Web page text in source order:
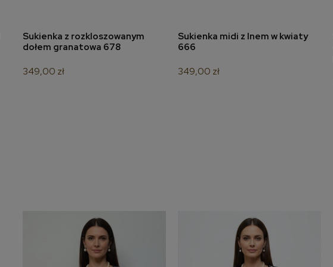
dodaj do koszyka
Sukienka z rozkloszowanym
dołem granatowa 678
349,00 zł
dodaj do koszyka
Sukienka midi z lnem w kwiaty
666
349,00 zł